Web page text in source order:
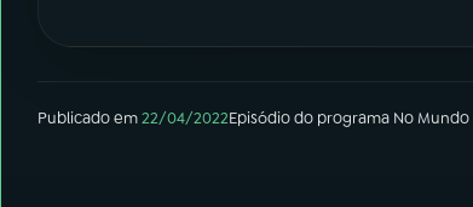
Publicado em22/04/2022Episódiodo programa No Mundo